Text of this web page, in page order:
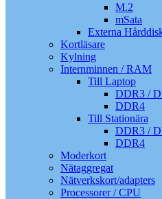
M.2
mSata
Externa
Kortläsare
Kylning
Internminnen / RAM
Till Laptop
DDR3 /
DDR4
Till Stationära
DDR3 /
DDR4
Moderkort
Nätaggregat
Nätverkskort/adapters
Processorer / CPU